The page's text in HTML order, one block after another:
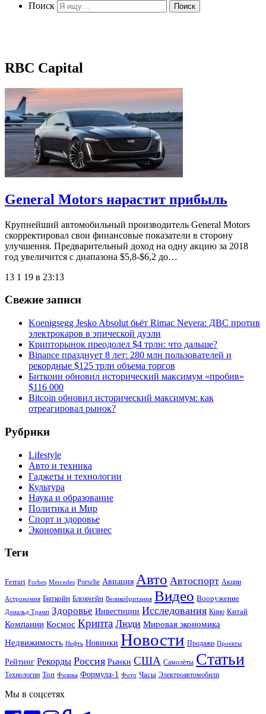
Поиск
RBC Capital
General Motors нарастит прибыль
Крупнейший автомобильный производитель General Motors
скорректировал свои финансовые показатели в сторону
улучшения. Предварительный доход на одну акцию за 2018
год увеличится с диапазона $5,8-$6,2 до…
13 1 19 в 23:13
Свежие записи
Koenigsegg Jesko Absolut бьёт Rimac Nevera: ДВС против
электрокаров в эпической дуэли
Крипторынок преодолел $4 трлн: что дальше?
Binance празднует 8 лет: 280 млн пользователей и
рекордные $125 трлн объема торгов
Биткоин обновил исторический максимум «пробив»
$116 000
Bitcoin обновил исторический максимум: как
отреагировал рынок?
Рубрики
Lifestyle
Авто и техника
Гаджеты и технологии
Культура
Наука и образование
Политика и Мир
Спорт и здоровье
Экономика и бизнес
Теги
Ferrari Forbes Mercedes Porsche Авиация Авто Автоспорт Акции
Астрономия Биткойн Блокчейн Великобритания Видео Вооружение
Дональд Трамп Здоровье Инвестиции Исследования Кино Китай
Компании Космос Крипта Люди Мировая экономика
Недвижимость Нефть Новинки Новости Продажи Проекты
Рейтинг Рекорды Россия Рынки США Самолёты Статьи
Технологии Топ Физика Формула-1 Фото Часы Электроавтомобили
Мы в соцсетях